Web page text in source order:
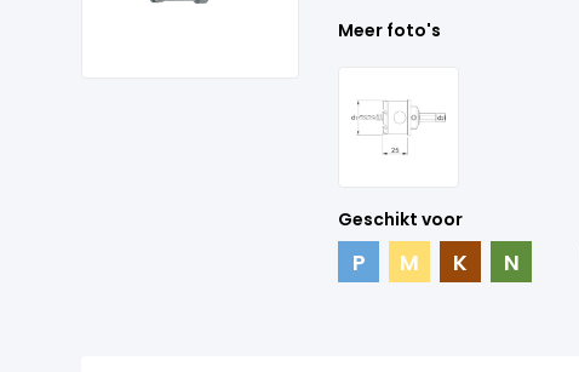
Meer foto's
Geschikt voor
P M K N